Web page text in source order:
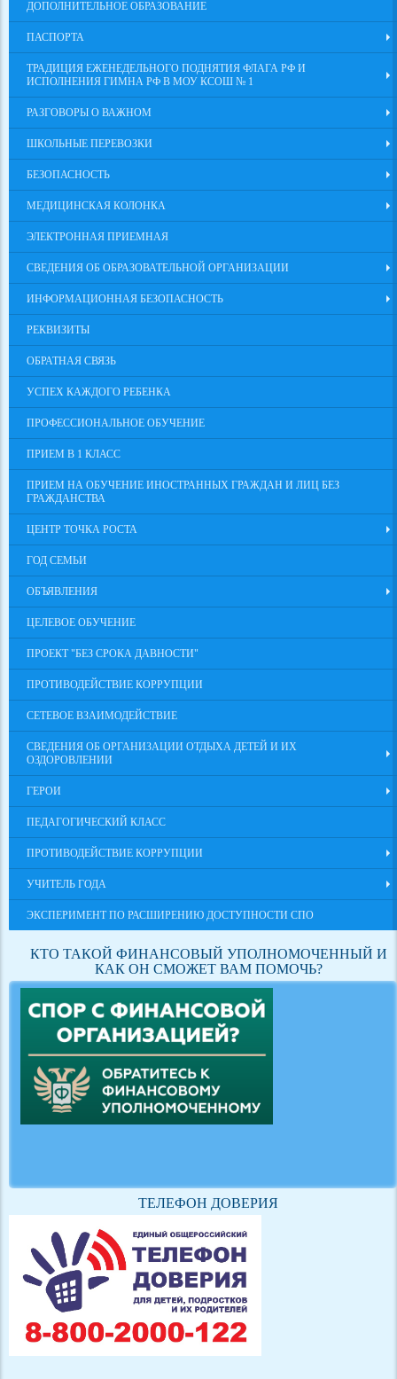
ДОПОЛНИТЕЛЬНОЕ ОБРАЗОВАНИЕ
ПАСПОРТА
ТРАДИЦИЯ ЕЖЕНЕДЕЛЬНОГО ПОДНЯТИЯ ФЛАГА РФ И
ИСПОЛНЕНИЯ ГИМНА РФ В МОУ КСОШ № 1
РАЗГОВОРЫ О ВАЖНОМ
ШКОЛЬНЫЕ ПЕРЕВОЗКИ
БЕЗОПАСНОСТЬ
МЕДИЦИНСКАЯ КОЛОНКА
ЭЛЕКТРОННАЯ ПРИЕМНАЯ
СВЕДЕНИЯ ОБ ОБРАЗОВАТЕЛЬНОЙ ОРГАНИЗАЦИИ
ИНФОРМАЦИОННАЯ БЕЗОПАСНОСТЬ
РЕКВИЗИТЫ
ОБРАТНАЯ СВЯЗЬ
УСПЕХ КАЖДОГО РЕБЕНКА
ПРОФЕССИОНАЛЬНОЕ ОБУЧЕНИЕ
ПРИЕМ В 1 КЛАСС
ПРИЕМ НА ОБУЧЕНИЕ ИНОСТРАННЫХ ГРАЖДАН И ЛИЦ БЕЗ
ГРАЖДАНСТВА
ЦЕНТР ТОЧКА РОСТА
ГОД СЕМЬИ
ОБЪЯВЛЕНИЯ
ЦЕЛЕВОЕ ОБУЧЕНИЕ
ПРОЕКТ "БЕЗ СРОКА ДАВНОСТИ"
ПРОТИВОДЕЙСТВИЕ КОРРУПЦИИ
СЕТЕВОЕ ВЗАИМОДЕЙСТВИЕ
СВЕДЕНИЯ ОБ ОРГАНИЗАЦИИ ОТДЫХА ДЕТЕЙ И ИХ
ОЗДОРОВЛЕНИИ
ГЕРОИ
ПЕДАГОГИЧЕСКИЙ КЛАСС
ПРОТИВОДЕЙСТВИЕ КОРРУПЦИИ
УЧИТЕЛЬ ГОДА
ЭКСПЕРИМЕНТ ПО РАСШИРЕНИЮ ДОСТУПНОСТИ СПО
КТО ТАКОЙ ФИНАНСОВЫЙ УПОЛНОМОЧЕННЫЙ И
КАК ОН СМОЖЕТ ВАМ ПОМОЧЬ?
ТЕЛЕФОН ДОВЕРИЯ